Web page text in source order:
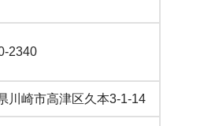
2340
川崎市高津区久本3-1-14